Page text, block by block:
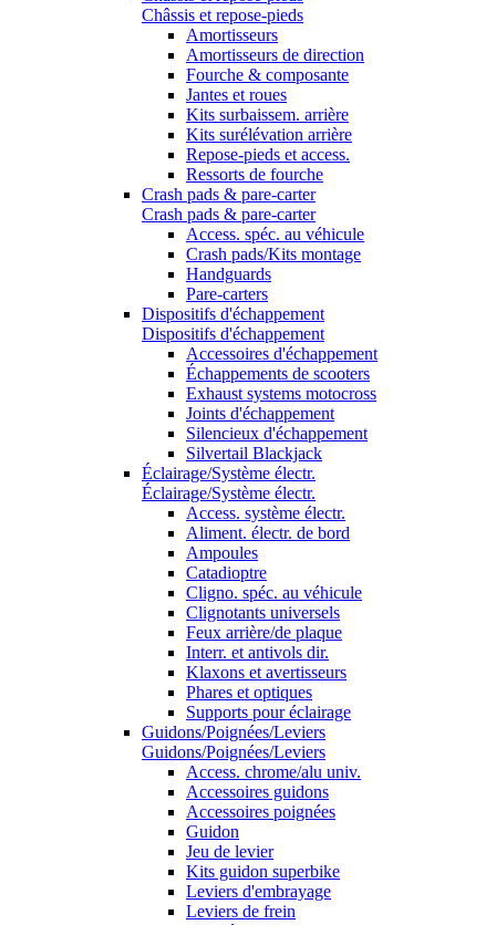
Châssis et repose-pieds
Amortisseurs
Amortisseurs de direction
Fourche & composante
Jantes et roues
Kits surbaissem. arrière
Kits surélévation arrière
Repose-pieds et access.
Ressorts de fourche
Crash pads & pare-carter
Crash pads & pare-carter
Access. spéc. au véhicule
Crash pads/Kits montage
Handguards
Pare-carters
Dispositifs d'échappement
Dispositifs d'échappement
Accessoires d'échappement
Échappements de scooters
Exhaust systems motocross
Joints d'échappement
Silencieux d'échappement
Silvertail Blackjack
Éclairage/Système électr.
Éclairage/Système électr.
Access. système électr.
Aliment. électr. de bord
Ampoules
Catadioptre
Cligno. spéc. au véhicule
Clignotants universels
Feux arrière/de plaque
Interr. et antivols dir.
Klaxons et avertisseurs
Phares et optiques
Supports pour éclairage
Guidons/Poignées/Leviers
Guidons/Poignées/Leviers
Access. chrome/alu univ.
Accessoires guidons
Accessoires poignées
Guidon
Jeu de levier
Kits guidon superbike
Leviers d'embrayage
Leviers de frein